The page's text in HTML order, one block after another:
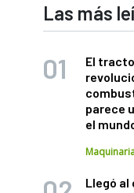
Las más
El
parece
el
Llegó al